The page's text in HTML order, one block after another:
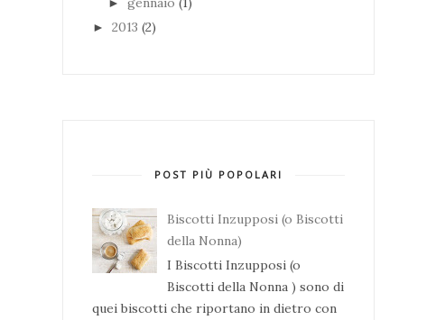
► 2013 (2)
POST PIÙ POPOLARI
Biscotti Inzupposi (o Biscotti
della Nonna)
I Biscotti Inzupposi (o
Biscotti della Nonna ) sono di
quei biscotti che riportano in dietro con